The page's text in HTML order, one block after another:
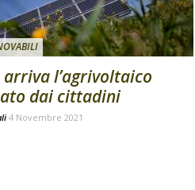
l’agrivoltaico
dai cittadini
4 Novembre 2021